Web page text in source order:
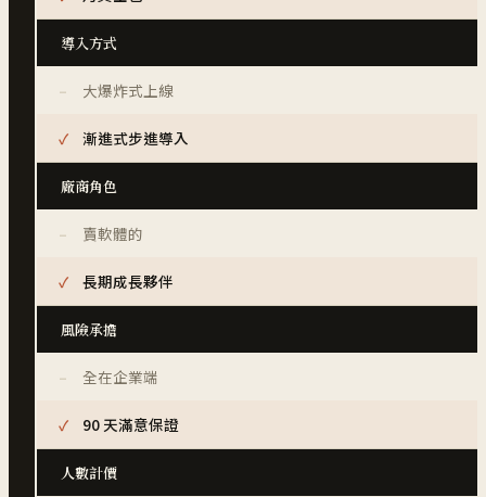
導入方式
大爆炸式上線
漸進式步進導入
廠商角色
賣軟體的
長期成長夥伴
風險承擔
全在企業端
90 天滿意保證
人數計價